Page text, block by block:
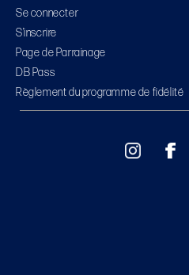
Se connecter
S’inscrire
Page de Parrainage
DB Pass
Règlement du programme de fidélité